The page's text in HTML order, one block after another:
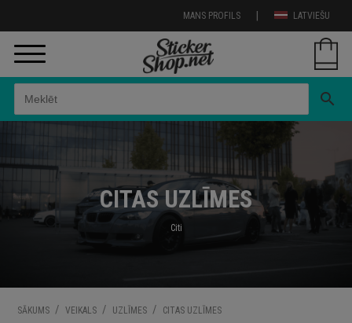
LATVIEŠU
|
MANS PROFILS
search
CITAS UZLĪMES
Citi
SĀKUMS / VEIKALS / UZLĪMES / CITAS UZLĪMES